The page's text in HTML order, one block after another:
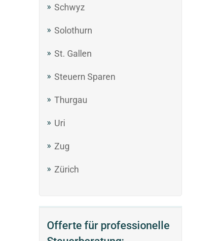
Schwyz
Solothurn
St. Gallen
Steuern Sparen
Thurgau
Uri
Zug
Zürich
Offerte für professionelle